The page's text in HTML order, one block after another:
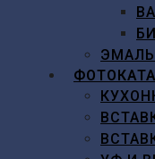
ЭМАЛЬ